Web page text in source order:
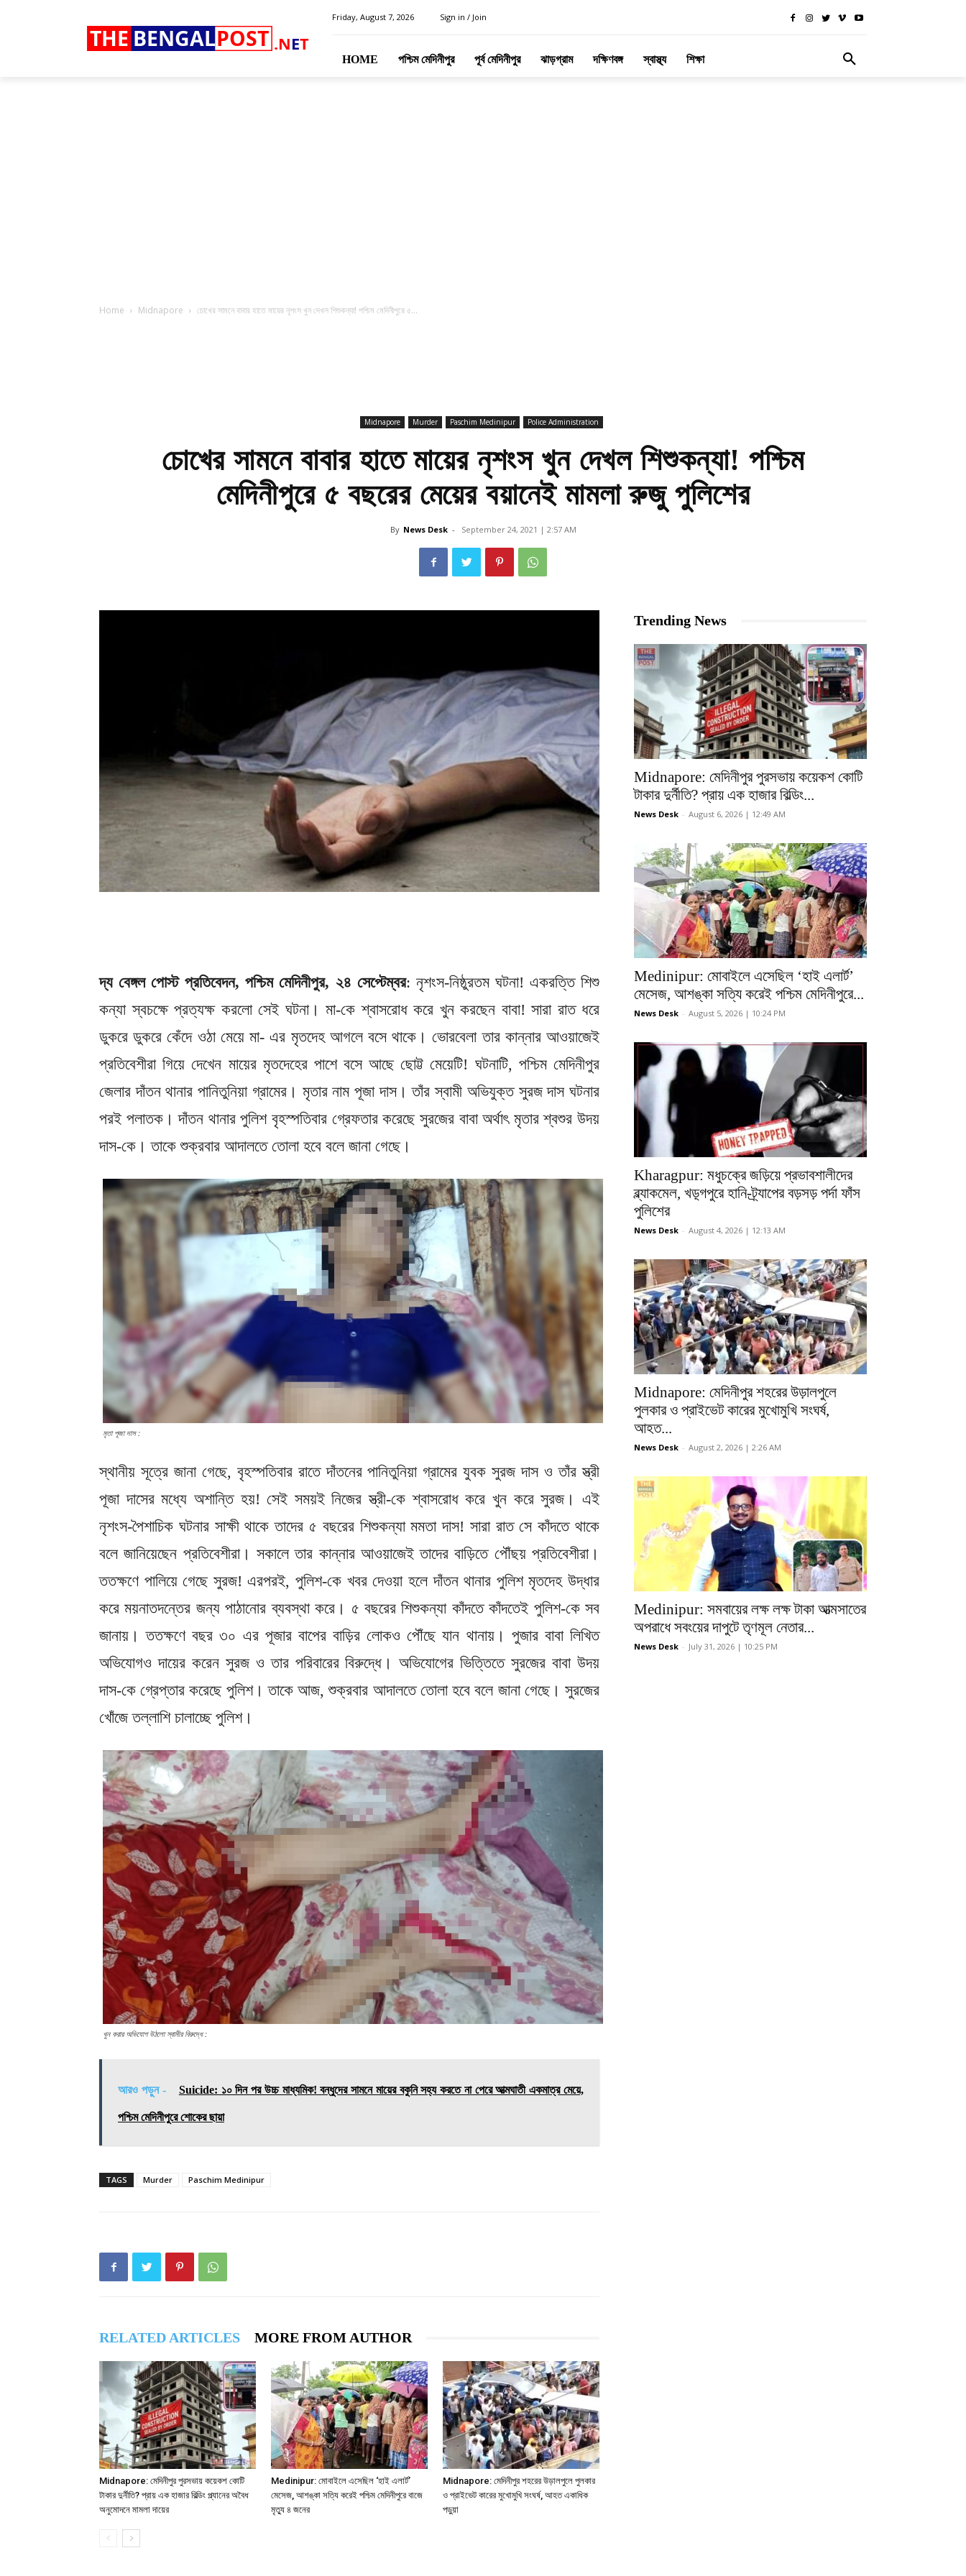
.NET
THE BENGALPOST
Friday, August 7, 2026 Sign in / Join
HOME পশ্চিম মেদিনীপুর পূর্ব মেদিনীপুর ঝাড়গ্রাম দক্ষিণবঙ্গ স্বাস্থ্য শিক্ষা
Home Midnapore চোখের সামনে বাবার হাতে মায়ের নৃশংস খুন দেখল শিশুকন্যা! পশ্চিম মেদিনীপুরে ৫...
Midnapore Murder Paschim Medinipur Police Administration
চোখের সামনে বাবার হাতে মায়ের নৃশংস খুন দেখল শিশুকন্যা! পশ্চিম
মেদিনীপুরে ৫ বছরের মেয়ের বয়ানেই মামলা রুজু পুলিশের
By News Desk - September 24, 2021 | 2:57 AM
দ্য বেঙ্গল পোস্ট প্রতিবেদন, পশ্চিম মেদিনীপুর, ২৪ সেপ্টেম্বর: নৃশংস-নিষ্ঠুরতম ঘটনা! একরত্তি শিশু
কন্যা স্বচক্ষে প্রত্যক্ষ করলো সেই ঘটনা। মা-কে শ্বাসরোধ করে খুন করছেন বাবা! সারা রাত ধরে
ডুকরে ডুকরে কেঁদে ওঠা মেয়ে মা- এর মৃতদেহ আগলে বসে থাকে। ভোরবেলা তার কান্নার আওয়াজেই
প্রতিবেশীরা গিয়ে দেখেন মায়ের মৃতদেহের পাশে বসে আছে ছোট্ট মেয়েটি! ঘটনাটি, পশ্চিম মেদিনীপুর
জেলার দাঁতন থানার পানিতুনিয়া গ্রামের। মৃতার নাম পূজা দাস। তাঁর স্বামী অভিযুক্ত সুরজ দাস ঘটনার
পরই পলাতক। দাঁতন থানার পুলিশ বৃহস্পতিবার গ্রেফতার করেছে সুরজের বাবা অর্থাৎ মৃতার শ্বশুর উদয়
দাস-কে। তাকে শুক্রবার আদালতে তোলা হবে বলে জানা গেছে।
মৃতা পূজা দাস :
স্থানীয় সূত্রে জানা গেছে, বৃহস্পতিবার রাতে দাঁতনের পানিতুনিয়া গ্রামের যুবক সুরজ দাস ও তাঁর স্ত্রী
পূজা দাসের মধ্যে অশান্তি হয়! সেই সময়ই নিজের স্ত্রী-কে শ্বাসরোধ করে খুন করে সুরজ। এই
নৃশংস-পৈশাচিক ঘটনার সাক্ষী থাকে তাদের ৫ বছরের শিশুকন্যা মমতা দাস! সারা রাত সে কাঁদতে থাকে
বলে জানিয়েছেন প্রতিবেশীরা। সকালে তার কান্নার আওয়াজেই তাদের বাড়িতে পৌঁছয় প্রতিবেশীরা।
ততক্ষণে পালিয়ে গেছে সুরজ! এরপরই, পুলিশ-কে খবর দেওয়া হলে দাঁতন থানার পুলিশ মৃতদেহ উদ্ধার
করে ময়নাতদন্তের জন্য পাঠানোর ব্যবস্থা করে। ৫ বছরের শিশুকন্যা কাঁদতে কাঁদতেই পুলিশ-কে সব
জানায়। ততক্ষণে বছর ৩০ এর পূজার বাপের বাড়ির লোকও পৌঁছে যান থানায়। পুজার বাবা লিখিত
অভিযোগও দায়ের করেন সুরজ ও তার পরিবারের বিরুদ্ধে। অভিযোগের ভিত্তিতে সুরজের বাবা উদয়
দাস-কে গ্রেপ্তার করেছে পুলিশ। তাকে আজ, শুক্রবার আদালতে তোলা হবে বলে জানা গেছে। সুরজের
খোঁজে তল্লাশি চালাচ্ছে পুলিশ।
খুন করার অভিযোগ উঠলো স্বামীর বিরুদ্ধে :
আরও পড়ুন - Suicide: ১০ দিন পর উচ্চ মাধ্যমিক! বন্ধুদের সামনে মায়ের বকুনি সহ্য করতে না পেরে আত্মঘাতী একমাত্র মেয়ে,
পশ্চিম মেদিনীপুরে শোকের ছায়া
TAGS Murder Paschim Medinipur
RELATED ARTICLES MORE FROM AUTHOR
Midnapore: মেদিনীপুর পুরসভায় কয়েকশ কোটি
টাকার দুর্নীতি? প্রায় এক হাজার বিল্ডিং প্ল্যানের অবৈধ
অনুমোদনে মামলা দায়ের
Medinipur: মোবাইলে এসেছিল ‘হাই এলার্ট’
মেসেজ, আশঙ্কা সত্যি করেই পশ্চিম মেদিনীপুরে বাজে
মৃত্যু ৪ জনের
Midnapore: মেদিনীপুর শহরের উড়ালপুলে পুলকার
ও প্রাইভেট কারের মুখোমুখি সংঘর্ষ, আহত একাধিক
পড়ুয়া
Trending News
Midnapore: মেদিনীপুর পুরসভায় কয়েকশ কোটি
টাকার দুর্নীতি? প্রায় এক হাজার বিল্ডিং...
News Desk - August 6, 2026 | 12:49 AM
Medinipur: মোবাইলে এসেছিল ‘হাই এলার্ট’
মেসেজ, আশঙ্কা সত্যি করেই পশ্চিম মেদিনীপুরে...
News Desk - August 5, 2026 | 10:24 PM
Kharagpur: মধুচক্রে জড়িয়ে প্রভাবশালীদের
ব্ল্যাকমেল, খড়্গপুরে হানি-ট্র্যাপের বড়সড় পর্দা ফাঁস
পুলিশের
News Desk - August 4, 2026 | 12:13 AM
Midnapore: মেদিনীপুর শহরের উড়ালপুলে
পুলকার ও প্রাইভেট কারের মুখোমুখি সংঘর্ষ,
আহত...
News Desk - August 2, 2026 | 2:26 AM
Medinipur: সমবায়ের লক্ষ লক্ষ টাকা আত্মসাতের
অপরাধে সবংয়ের দাপুটে তৃণমূল নেতার...
News Desk - July 31, 2026 | 10:25 PM